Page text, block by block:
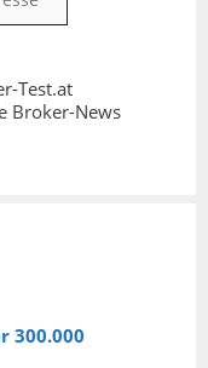
Test.at
Broker-News
300.000